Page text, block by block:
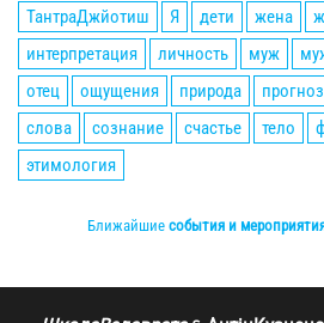
ТантраДжйотиш
Я дети жена
интерпретация
личность муж
отец
ощущения природа прогноз
слова
сознание счастье тело
этимология
Ближайшие события и